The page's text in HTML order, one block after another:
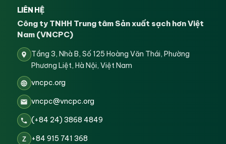
LIÊN HỆ
Công ty TNHH Trung tâm Sản xuất sạch hơn Việt
Nam (VNCPC)
Tầng 3, Nhà B, Số 125 Hoàng Văn Thái, Phường
Phương Liệt, Hà Nội, Việt Nam
vncpc.org
vncpc@vncpc.org
(+84 24) 3868 4849
Z +84 915 741 368